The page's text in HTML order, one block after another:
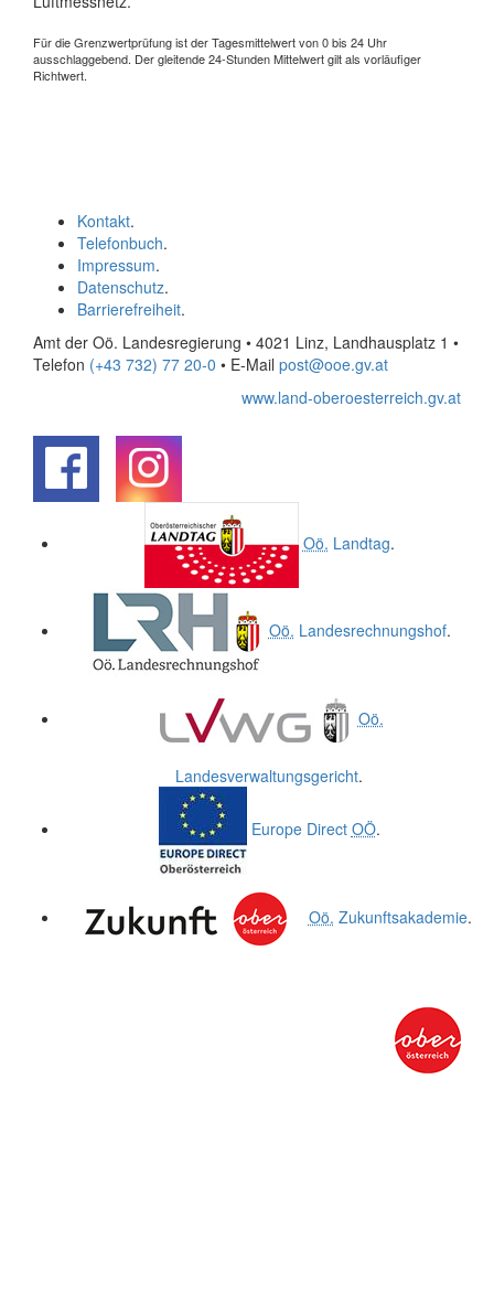
Für die Grenzwertprüfung ist der Tagesmittelwert von 0 bis 24 Uhr
ausschlaggebend. Der gleitende 24-Stunden Mittelwert gilt als vorläufiger
Richtwert.
Kontakt.
Telefonbuch.
Impressum.
Datenschutz.
Barrierefreiheit.
Amt der Oö. Landesregierung • 4021 Linz, Landhausplatz 1 •
Telefon (+43 732) 77 20-0 • E-Mail post@ooe.gv.at
www.land-oberoesterreich.gv.at
Oö. Landtag.
Oö. Landesrechnungshof.
Oö.
Landesverwaltungsgericht.
Europe Direct OÖ.
Oö. Zukunftsakademie.